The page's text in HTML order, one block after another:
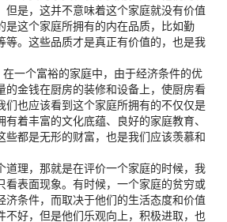
但是，这并不意味着这个家庭就没有价值
是这个家庭所拥有的内在品质，比如勤
等。这些品质才是真正有价值的，也是我
在一个富裕的家庭中，由于经济条件的优
的金钱在厨房的装修和设备上，使厨房看
们也应该看到这个家庭所拥有的不仅仅是
着丰富的文化底蕴、良好的家庭教育、
些都是无形的财富，也是我们应该羡慕和
道理，那就是在评价一个家庭的时候，我
看表面现象。有时候，一个家庭的贫穷或
济条件，而取决于他们的生活态度和价值
不好，但是他们乐观向上，积极进取，也